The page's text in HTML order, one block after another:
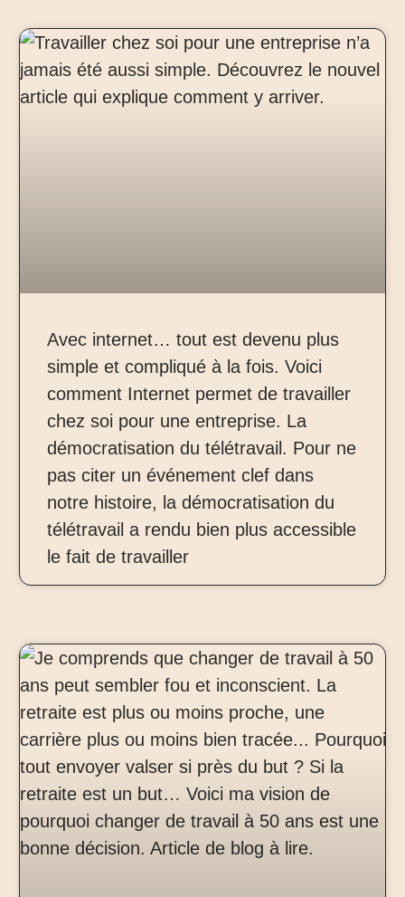
Avec internet… tout est devenu plus
simple et compliqué à la fois. Voici
comment Internet permet de travailler
chez soi pour une entreprise. La
démocratisation du télétravail. Pour ne
pas citer un événement clef dans
notre histoire, la démocratisation du
télétravail a rendu bien plus accessible
le fait de travailler